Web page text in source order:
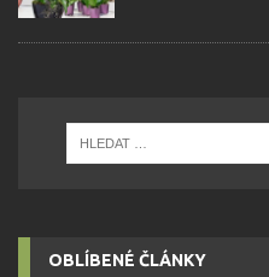
OBLÍBENÉ ČLÁNKY